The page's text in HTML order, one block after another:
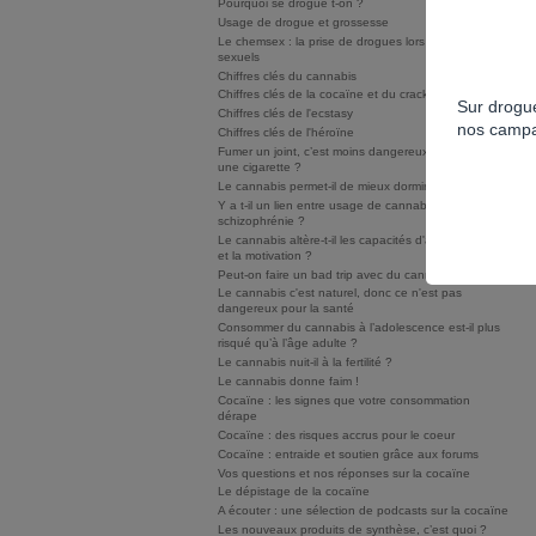
Pourquoi se drogue t-on ?
Usage de drogue et grossesse
Le chemsex : la prise de drogues lors de rapports
sexuels
Chiffres clés du cannabis
Chiffres clés de la cocaïne et du crack/free base
Chiffres clés de l'ecstasy
Chiffres clés de l'héroïne
Fumer un joint, c’est moins dangereux que fumer
une cigarette ?
Le cannabis permet-il de mieux dormir ?
Y a t-il un lien entre usage de cannabis et
schizophrénie ?
Le cannabis altère-t-il les capacités d'apprentissage
et la motivation ?
Peut-on faire un bad trip avec du cannabis ?
Le cannabis c'est naturel, donc ce n'est pas
dangereux pour la santé
Consommer du cannabis à l’adolescence est-il plus
risqué qu’à l’âge adulte ?
Le cannabis nuit-il à la fertilité ?
Le cannabis donne faim !
Cocaïne : les signes que votre consommation
dérape
Cocaïne : des risques accrus pour le coeur
Cocaïne : entraide et soutien grâce aux forums
Vos questions et nos réponses sur la cocaïne
Le dépistage de la cocaïne
A écouter : une sélection de podcasts sur la cocaïne
Les nouveaux produits de synthèse, c’est quoi ?
Sur
nos